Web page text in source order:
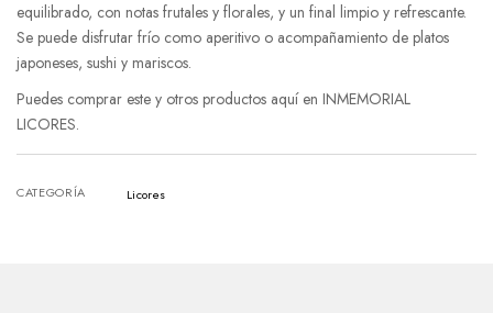
equilibrado, con notas frutales y florales, y un final limpio y refrescante.
Se puede disfrutar frío como aperitivo o acompañamiento de platos
japoneses, sushi y mariscos.
Puedes comprar este y otros productos aquí en INMEMORIAL
LICORES.
CATEGORÍA Licores